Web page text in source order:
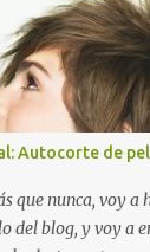
Autocorte de
que nunca, voy a
del blog, y voy a